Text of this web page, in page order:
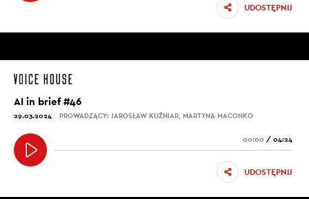
UDOSTĘPNIJ
AI in brief #46
29.03.2024 PROWADZĄCY: JAROSŁAW KUŹNIAR, MARTYNA MACONKO
00:00 / 04:24
UDOSTĘPNIJ